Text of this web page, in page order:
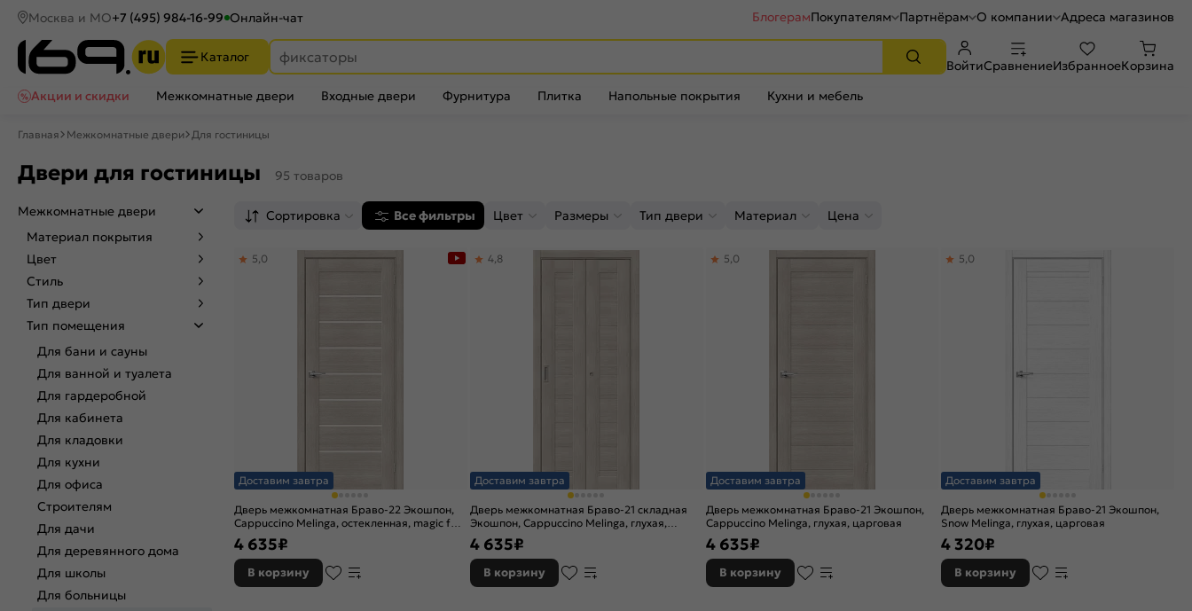
Москва и МО+7 (495) 984-16-99 Онлайн-чат БлогерамПокупателям Партнёрам О компании Адреса магазинов
Каталог
ВойтиСравнениеИзбранноеКорзина
Акции и скидки
Межкомнатные двери Входные двери Фурнитура Плитка Напольные покрытия Кухни и мебель
Главная Межкомнатные двери Для гостиницы
Двери для гостиницы 95 товаров
Межкомнатные двери
Материал покрытия
Цвет
Стиль
Тип двери
Тип помещения
Для бани и сауны
Для ванной и туалета
Для гардеробной
Для кабинета
Для кладовки
Для кухни
Для офиса
Строителям
Для дачи
Для деревянного дома
Для школы
Для больницы
Сортировка Все фильтры Цвет Размеры Тип двери Материал Цена
Доставим завтра
Дверь межкомнатная Браво-22 Экошпон,
Cappuccino Melinga, остекленная, magic fog,
царговая
5,0
4 635₽
В корзину
Доставим завтра
Дверь межкомнатная Браво-21 складная
Экошпон, Cappuccino Melinga, глухая,
царговая
4,8
4 635₽
В корзину
Доставим завтра
Дверь межкомнатная Браво-21 Экошпон,
Cappuccino Melinga, глухая, царговая
5,0
4 635₽
В корзину
Доставим завтра
Дверь межкомнатная Браво-21 Экошпон,
Snow Melinga, глухая, царговая
5,0
4 320₽
В корзину